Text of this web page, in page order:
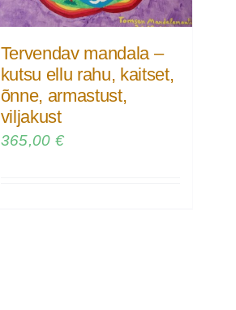
Tervendav mandala –
kutsu ellu rahu, kaitset,
õnne, armastust,
viljakust
365,00 €